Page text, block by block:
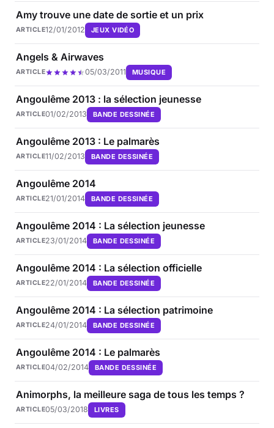
Amy trouve une date de sortie et un prix
ARTICLE12/01/2012 JEUX VIDÉO
Angels & Airwaves
ARTICLE 05/03/2011 MUSIQUE
Angoulême 2013 : la sélection jeunesse
ARTICLE01/02/2013 BANDE DESSINÉE
Angoulême 2013 : Le palmarès
ARTICLE11/02/2013 BANDE DESSINÉE
Angoulême 2014
ARTICLE21/01/2014 BANDE DESSINÉE
Angoulême 2014 : La sélection jeunesse
ARTICLE23/01/2014 BANDE DESSINÉE
Angoulême 2014 : La sélection officielle
ARTICLE22/01/2014 BANDE DESSINÉE
Angoulême 2014 : La sélection patrimoine
ARTICLE24/01/2014 BANDE DESSINÉE
Angoulême 2014 : Le palmarès
ARTICLE04/02/2014 BANDE DESSINÉE
Animorphs, la meilleure saga de tous les temps ?
ARTICLE05/03/2018 LIVRES